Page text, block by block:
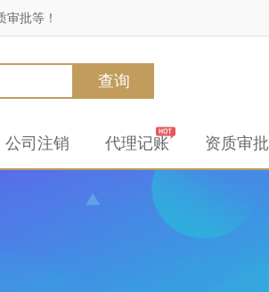
批等！
查询
公司注销 代理记账 资质审批